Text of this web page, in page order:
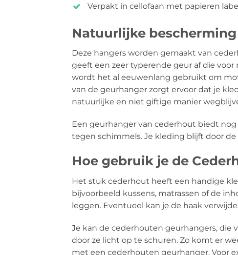
Verpakt in cellofaan met papieren
Natuurlijke
Deze hangers worden gemaakt van
geeft een zeer typerende geur af die
wordt het al eeuwenlang gebruikt om
van de geurhanger zorgt ervoor dat je
natuurlijke en niet giftige manier
Een geurhanger van cederhout biedt
tegen schimmels. Je kleding blijft door
Hoe gebruik je de
Het stuk cederhout heeft een handige
bijvoorbeeld kussens, matrassen of de
leggen. Eventueel kan je de haak
Je kan de cederhouten geurhangers, die
door ze licht op te schuren. Zo komt er
met een cederhouten geurhanger. Voor